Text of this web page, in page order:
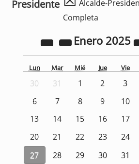
Presidente
Alcalde-
Completa
Enero 2025
Lun Mar Mié Jue Vie
30 31 1 2 3
6
7 8 9 10
13
14 15 16 17
20
21 22 23 24
27
28 29 30 31